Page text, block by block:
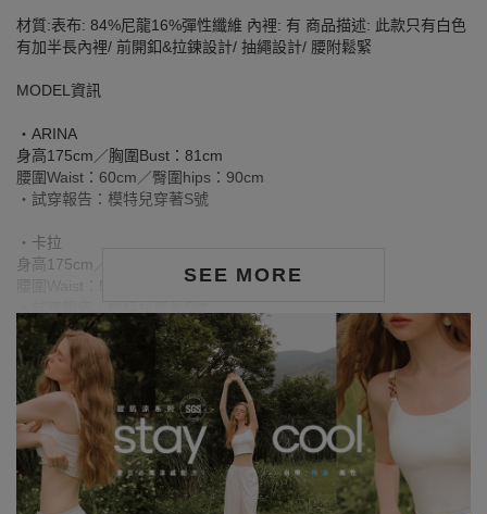
SEE MORE
材質:表布: 84%尼龍16%彈性纖維 內裡: 有 商品描述: 此款只有白色
有加半長內裡/ 前開釦&拉鍊設計/ 抽繩設計/ 腰附鬆緊
MODEL資訊
‧ARINA
身高175cm／胸圍Bust：81cm
腰圍Waist：60cm／臀圍hips：90cm
‧試穿報告：模特兒穿著S號
‧卡拉
身高175cm／胸圍Bust：78cm
腰圍Waist：58cm／臀圍hips：90cm
洗滌注意事項：
※ 首次洗滌時，深色／飽和色系布料較易釋出多餘的固色劑，屬正
常現象。
※ 建議深色衣物於首次穿著前先行單獨下水清洗，有助釋出多餘染
劑，減少移染或掉色風險。
※ 請與淺色衣物分開洗滌，避免互相染色或產生移染情形。
※ 穿搭時亦建議避免與淺色配件、包款、飾品一同使用，以降低因